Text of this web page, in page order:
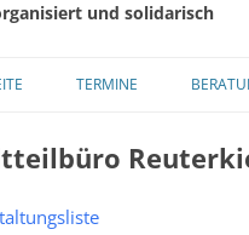
und solidarisch
TERMINE